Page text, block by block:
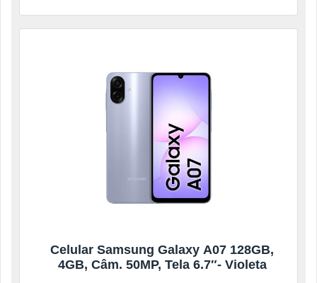
Celular Samsung Galaxy A07 128GB,
4GB, Câm. 50MP, Tela 6.7″- Violeta